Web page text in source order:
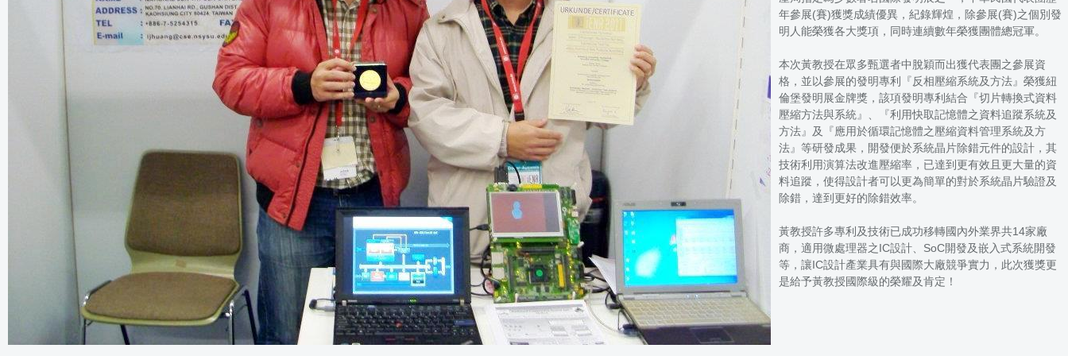
年參展(賽)獲獎成績優異，紀錄輝煌，除參展(賽)之個別發
明人能榮獲各大獎項，同時連續數年榮獲團體總冠軍。
本次黃教授在眾多甄選者中脫穎而出獲代表團之參展資
格，並以參展的發明專利『反相壓縮系統及方法』榮獲紐
倫堡發明展金牌獎，該項發明專利結合『切片轉換式資料
壓縮方法與系統』、『利用快取記憶體之資料追蹤系統及
方法』及『應用於循環記憶體之壓縮資料管理系統及方
法』等研發成果，開發便於系統晶片除錯元件的設計，其
技術利用演算法改進壓縮率，已達到更有效且更大量的資
料追蹤，使得設計者可以更為簡單的對於系統晶片驗證及
除錯，達到更好的除錯效率。
黃教授許多專利及技術已成功移轉國內外業界共14家廠
商，適用微處理器之IC設計、SoC開發及嵌入式系統開發
等，讓IC設計產業具有與國際大廠競爭實力，此次獲獎更
是給予黃教授國際級的榮耀及肯定！